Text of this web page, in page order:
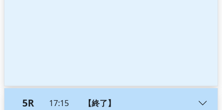
5R 17:15 【終了】